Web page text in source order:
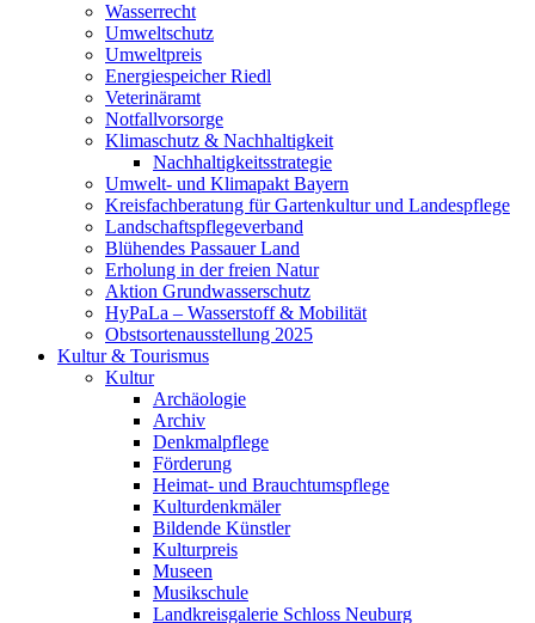
Wasserrecht
Umweltschutz
Umweltpreis
Energiespeicher Riedl
Veterinäramt
Notfallvorsorge
Klimaschutz & Nachhaltigkeit
Nachhaltigkeitsstrategie
Umwelt- und Klimapakt Bayern
Kreisfachberatung für Gartenkultur und Landespflege
Landschaftspflegeverband
Blühendes Passauer Land
Erholung in der freien Natur
Aktion Grundwasserschutz
HyPaLa – Wasserstoff & Mobilität
Obstsortenausstellung 2025
Kultur & Tourismus
Kultur
Archäologie
Archiv
Denkmalpflege
Förderung
Heimat- und Brauchtumspflege
Kulturdenkmäler
Bildende Künstler
Kulturpreis
Museen
Musikschule
Landkreisgalerie Schloss Neuburg